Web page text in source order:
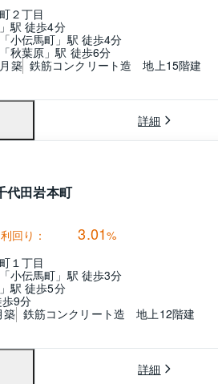
２丁目
駅 徒歩4分
小伝馬町」駅 徒歩4分
秋葉原」駅 徒歩6分
築 鉄筋コンクリート造　地上15階建
詳細
代田岩本町
回り： 3.01%
１丁目
小伝馬町」駅 徒歩3分
駅 徒歩5分
9分
築 鉄筋コンクリート造　地上12階建
詳細